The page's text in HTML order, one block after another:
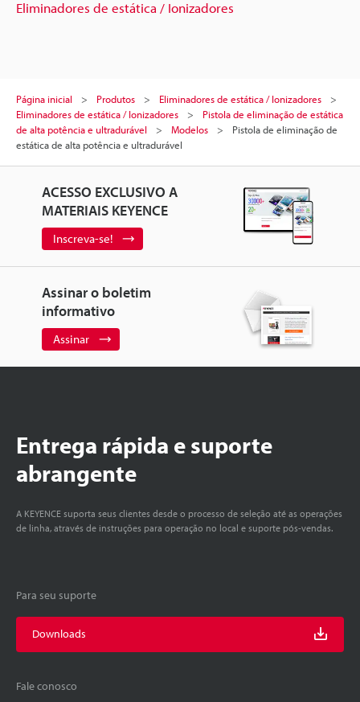
Eliminadores de estática / Ionizadores
Página inicial Produtos
Eliminadores de estática / Ionizadores
Eliminadores de estática / Ionizadores
Pistola de eliminação de estática
de alta potência e ultradurável
Modelos
Pistola de eliminação de
estática de alta potência e ultradurável
ACESSO EXCLUSIVO A
MATERIAIS KEYENCE
Inscreva-se!
Assinar o boletim
informativo
Assinar
Entrega rápida e suporte
abrangente
A KEYENCE suporta seus clientes desde o processo de seleção até as operações
de linha, através de instruções para operação no local e suporte pós-vendas.
Para seu suporte
Downloads
Fale conosco